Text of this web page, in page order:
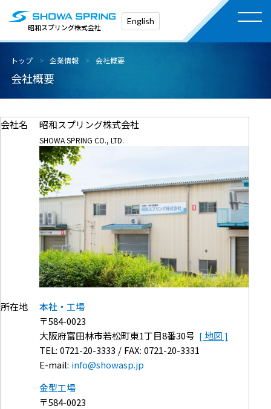
昭和スプリング株式会社
English
トップ 企業情報 会社概要
会社概要
会社名 昭和スプリング株式会社
SHOWA SPRING CO., LTD.
所在地
本社・工場
584-0023
大阪府富田林市若松町東1丁目8番30号
0721-20-3333
0721-20-3331
info@showasp.jp
金型工場
584-0023